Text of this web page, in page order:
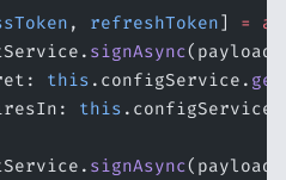
, refreshToken] =
signAsync
this .configService.
this .configService.
signAsync